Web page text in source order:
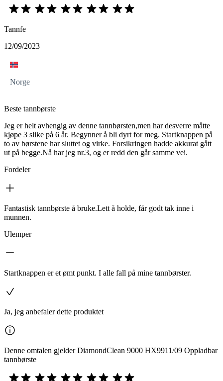
Tannfe
12/09/2023
Norge
Beste tannbørste
Jeg er helt avhengig av denne tannbørsten,men har desverre måtte
kjøpe 3 slike på 6 år. Begynner å bli dyrt for meg. Startknappen på
to av børstene har sluttet og virke. Forsikringen hadde akkurat gått
ut på begge.Nå har jeg nr.3, og er redd den går samme vei.
Fordeler
Fantastisk tannbørste å bruke.Lett å holde, får godt tak inne i
munnen.
Ulemper
Startknappen er et ømt punkt. I alle fall på mine tannbørster.
Ja, jeg anbefaler dette produktet
Denne omtalen gjelder DiamondClean 9000 HX9911/09 Oppladbar
tannbørste